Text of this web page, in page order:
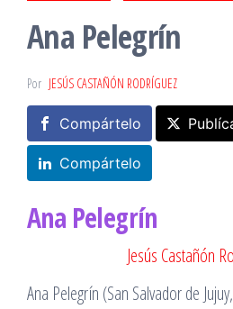
Ana Pelegrín
Por JESÚS CASTAÑÓN RODRÍGUEZ
Compártelo
Compártelo
Ana Pelegrín
Jesús Castañón
Ana Pelegrín (San Salvador de